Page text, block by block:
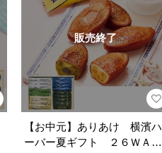
販売終了
【お中元】ありあけ 横濱ハ
ーバー夏ギフト ２６ＷＡＴ